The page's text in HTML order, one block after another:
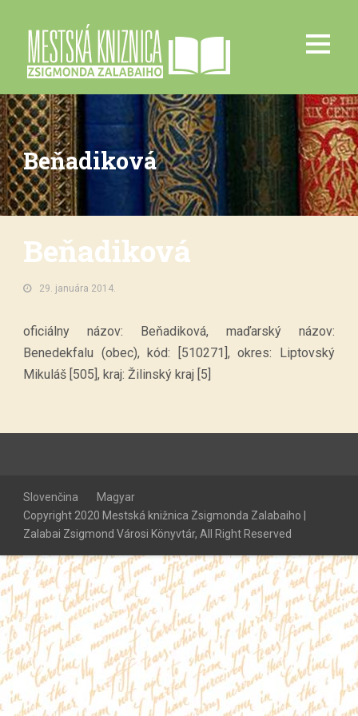
Beňadiková
Beňadiková
29. januára 2014.
oficiálny názov: Beňadiková, maďarský názov:
Benedekfalu (obec), kód: [510271], okres: Liptovský
Mikuláš [505], kraj: Žilinský kraj [5]
Slovenčina
Magyar
Copyright 2020 Mestská knižnica Zsigmonda Zalabaiho |
Zalabai Zsigmond Városi Könyvtár, All Right Reserved